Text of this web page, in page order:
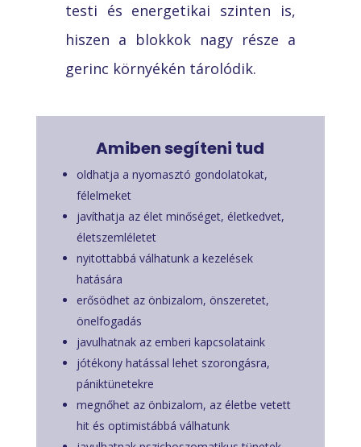
testi és energetikai szinten is,
hiszen a blokkok nagy része a
gerinc környékén tárolódik.
Amiben segíteni tud
oldhatja a nyomasztó gondolatokat,
félelmeket
javíthatja az élet minőséget, életkedvet,
életszemléletet
nyitottabbá válhatunk a kezelések
hatására
erősödhet az önbizalom, önszeretet,
önelfogadás
javulhatnak az emberi kapcsolataink
jótékony hatással lehet szorongásra,
pániktünetekre
megnőhet az önbizalom, az életbe vetett
hit és optimistábbá válhatunk